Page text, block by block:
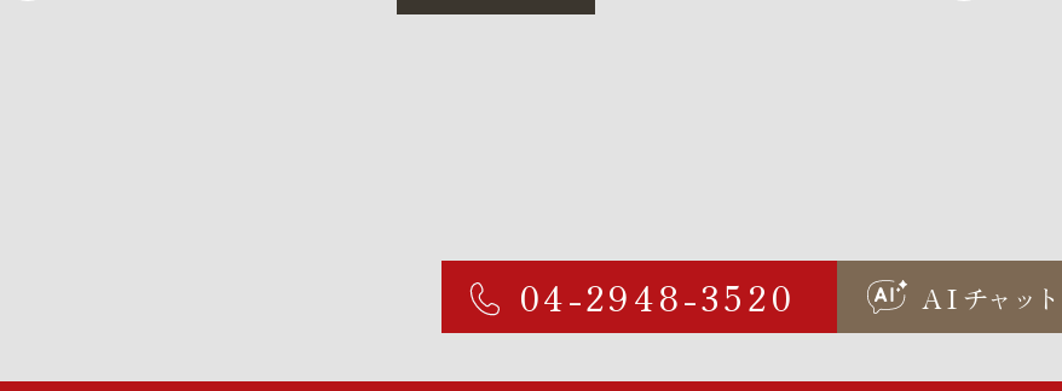
04-2948-3520 AIチャ ッ ト